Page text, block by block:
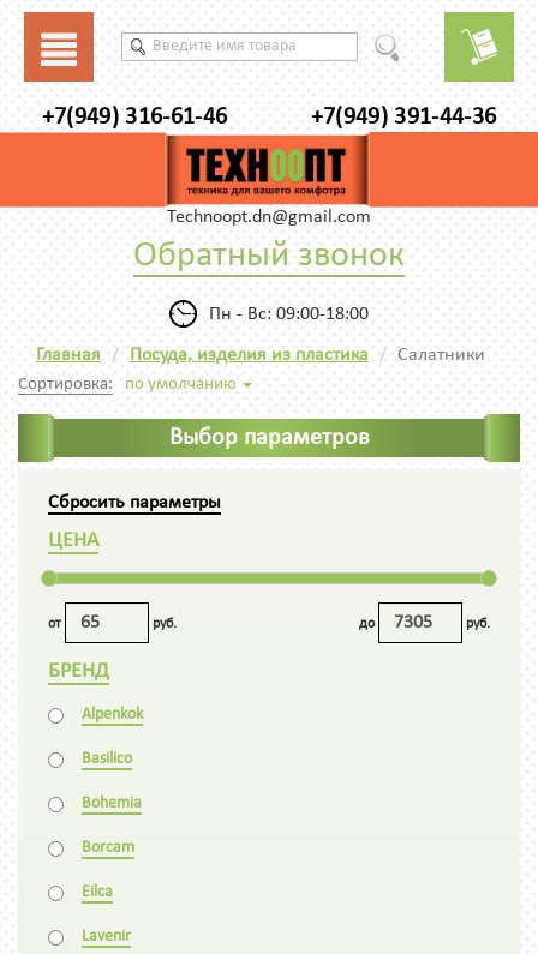
+7(949) 316-61-46 +7(949) 391-44-36
Technoopt.dn@gmail.com
Обратный звонок
Пн - Вс: 09:00-18:00
Главная Посуда, изделия из пластика Салатники
Сортировка: по умолчанию
Выбор параметров
Сбросить параметры
ЦЕНА
от руб. до руб.
БРЕНД
Alpenkok
Basilico
Bohemia
Borcam
Eilca
Lavenir